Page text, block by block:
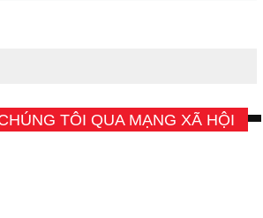
TÔI QUA MẠNG XÃ HỘI